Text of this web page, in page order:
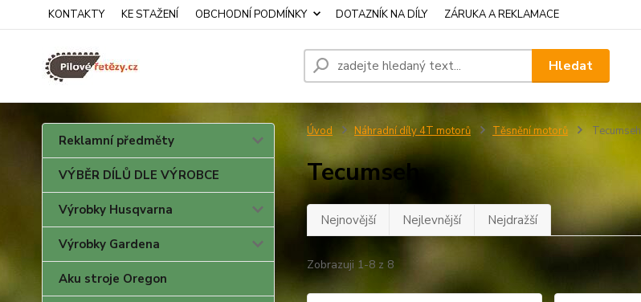
KONTAKTY KE STAŽENÍ OBCHODNÍ PODMÍNKY DOTAZNÍK NA DÍLY ZÁRUKA A REKLAMACE
Hledat
Reklamní předměty
VÝBĚR DÍLŮ DLE VÝROBCE
Výrobky Husqvarna
Výrobky Gardena
Aku stroje Oregon
Úvod Náhradní díly 4T motorů Těsnění motorů Tecumseh
Tecumseh
Nejnovější Nejlevnější Nejdražší
Zobrazuji 1-8 z 8